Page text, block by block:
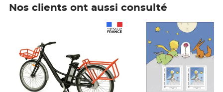
Nos clients ont aussi consulté
Prix 7,50€